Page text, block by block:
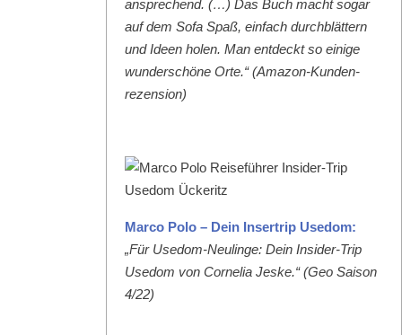
ansprechend. (…) Das Buch macht sog­ar
auf dem Sofa Spaß, ein­fach durch­blät­tern
und Ideen holen. Man ent­deckt so einige
wun­der­schöne Orte.“ (Ama­zon-Kun­den­
rezen­sion)
Mar­co Polo – Dein Inser­trip Use­dom:
„Für Use­dom-Neulinge: Dein Insid­er-Trip
Use­dom von Cor­nelia Jeske.“ (Geo Sai­son
4/22)